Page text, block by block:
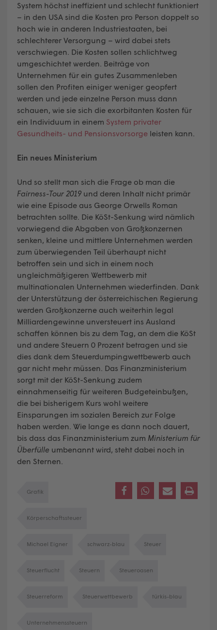
System höchst ineffizient und schlecht funktioniert
– in den USA sind die Kosten pro Person doppelt so
hoch wie in anderen Industriestaaten, bei
schlechterer Versorgung – wird dabei stets
verschwiegen. Die Kosten sollen schlichtweg
umgeschichtet werden. Beiträge von
Unternehmen für ein gutes Zusammenleben
sollen den Profiten einiger weniger geopfert
werden und jede einzelne Person muss dann
schauen, wie sie sich die exorbitanten Kosten für
ein Individuum in einem System privater
Gesundheits- und Pensionsvorsorge leisten kann.
Ein neues Ministerium
Und so stellt man sich die Frage ob man die
Fairness-Tour 2019 und deren Inhalt nicht primär
wie eine Episode aus George Orwells Roman
betrachten sollte. Die KöSt-Senkung wird nämlich
vorwiegend die Abgaben von Großkonzernen
senken, kleine und mittlere Unternehmen werden
zum überwiegenden Teil überhaupt nicht
betroffen sein und sich in einem noch
ungleichmäßigeren Wettbewerb mit
multinationalen Unternehmen wiederfinden. Dank
der Unterstützung der österreichischen Regierung
werden Großkonzerne auch weiterhin legal
Milliardengewinne unversteuert ins Ausland
schaffen können bis zu dem Tag, an dem die KöSt
und andere Steuern 0 Prozent betragen und sie
dies dank dem Steuerdumpingwettbewerb auch
gar nicht mehr müssen. Das Finanzministerium
sorgt mit der KöSt-Senkung zudem
einnahmenseitig für weiteren Budgeteinbußen,
die bei bisherigem Kurs wohl weitere
Einsparungen im sozialen Bereich zur Folge
haben werden. Wie lange es dann noch dauert,
bis dass das Finanzministerium zum Ministerium für
Überfülle umbenannt wird, steht dabei noch in
den Sternen.
Grafik
Körperschaftssteuer
Michael Eigner schwarz-blau Steuer
Steuerflucht Steuern Steueroasen
Steuerreform Steuerwettbewerb türkis-blau
Unternehmenssteuern